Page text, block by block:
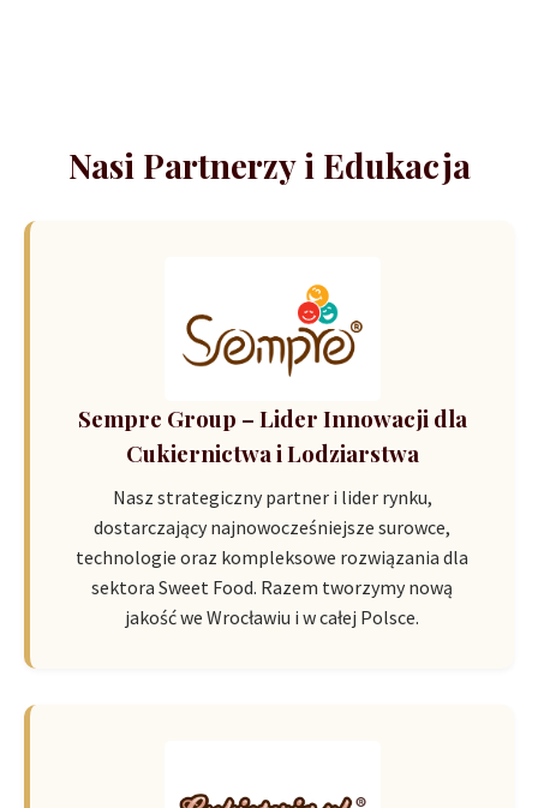
Nasi Partnerzy i Edukacja
Sempre Group – Lider Innowacji dla
Cukiernictwa i Lodziarstwa
Nasz strategiczny partner i lider rynku,
dostarczający najnowocześniejsze surowce,
technologie oraz kompleksowe rozwiązania dla
sektora Sweet Food. Razem tworzymy nową
jakość we Wrocławiu i w całej Polsce.